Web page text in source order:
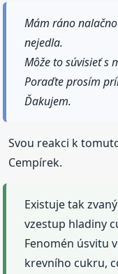
Mám ráno
nejedla.
Môže to súvisieť s
Poraďte prosím
Ďakujem.
Svou reakci k
Cempírek.
Existuje tak
vzestup hladiny
Fenomén úsvitu
krevního cukru,